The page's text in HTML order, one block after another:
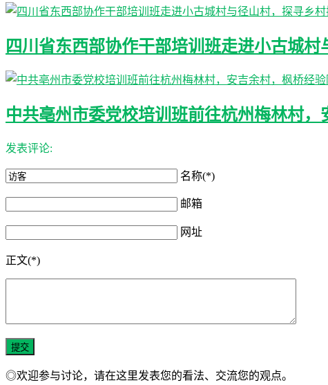
四川省东西部协作干部培训班走进小古城
中共亳州市委党校培训班前往杭州梅林村
发表评论:
名称(*)
邮箱
网址
正文(*)
◎欢迎参与讨论，请在这里发表您的看法、交流您的观点。